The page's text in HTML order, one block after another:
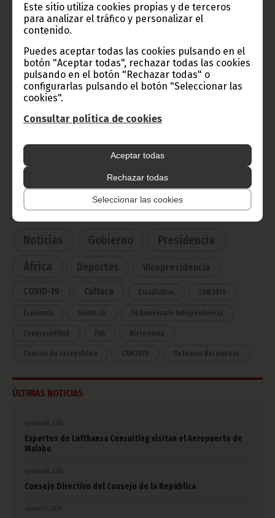
Este sitio utiliza cookies propias y de terceros
para analizar el tráfico y personalizar el
contenido.
Puedes aceptar todas las cookies pulsando en el
botón "Aceptar todas", rechazar todas las cookies
pulsando en el botón "Rechazar todas" o
configurarlas pulsando el botón "Seleccionar las
cookies".
Consultar política de cookies
Aceptar todas
Rechazar todas
Seleccionar las cookies
Información de Guinea Ecuatorial
TVGE
Radio Nacional de Guinea
Ecuatorial
Haz click aquí para escuchar ahora
CATEGORÍAS
Noticias Gobierno
Presidencia
África
Deportes Vicepresidencia
COVID-19 Cultura Estadísticas CAN 2015
Economía Gente GE 50 Aniversario Independencia
CongresoPDGE FIJA Bielorrusia
Consejo de la república CAN 2025 Defensor del pueblo
ÚLTIMAS NOTICIAS
agosto 09, 2026
Expertos de Lufthansa Consulting visitan el Aeropuerto de
Malabo
Consejo Directivo del Consejo de la República
agosto 07, 2026